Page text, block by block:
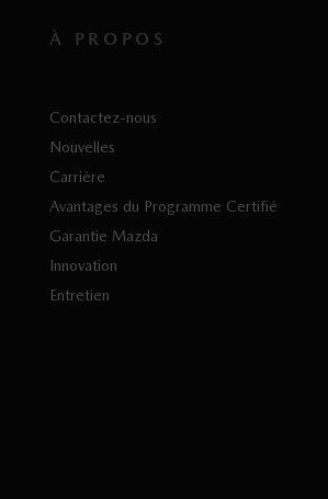
À PROPOS
Contactez-nous
Nouvelles
Carrière
Avantages du Programme Certifié
Garantie Mazda
Innovation
Entretien